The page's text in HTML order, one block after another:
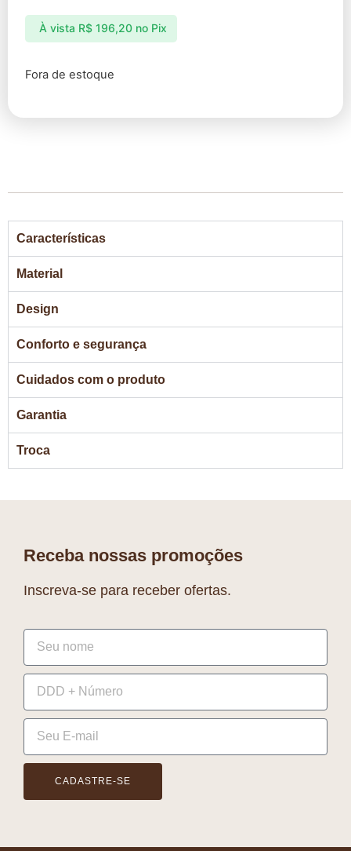
À vista R$196,20 no Pix
Fora de estoque
Características
Material
Design
Conforto e segurança
Cuidados com o produto
Garantia
Troca
Receba nossas promoções
Inscreva-se para receber ofertas.
CADASTRE-SE